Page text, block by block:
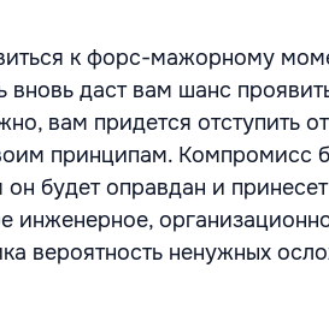
к форс-мажорному
вновь даст вам шанс
вам придется отступить
принципам. Компромисс
будет оправдан и
инженерное,
вероятность ненужных